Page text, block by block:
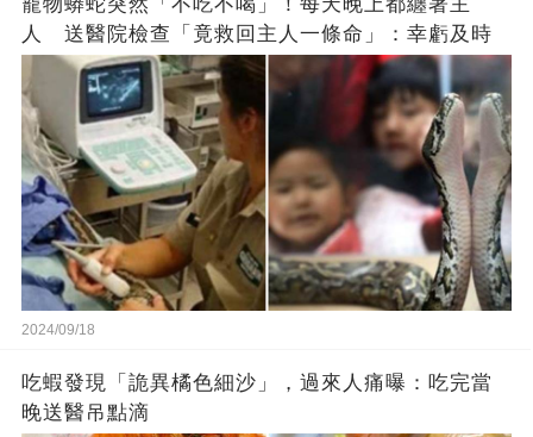
寵物蟒蛇突然「不吃不喝」！每天晚上都纏著主
人 送醫院檢查「竟救回主人一條命」：幸虧及時
2024/09/18
吃蝦發現「詭異橘色細沙」，過來人痛曝：吃完當
晚送醫吊點滴